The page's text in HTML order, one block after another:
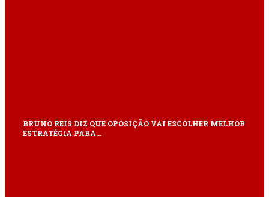
BRUNO REIS DIZ QUE OPOSIÇÃO VAI ESCOLHER MELHOR
ESTRATÉGIA PARA…